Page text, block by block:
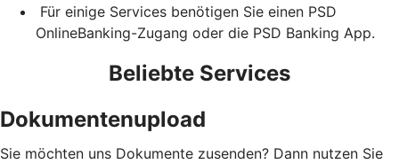
Für einige Services benötigen Sie einen PSD
OnlineBanking-Zugang oder die PSD Banking App.
Beliebte Services
Dokumentenupload
Sie möchten uns Dokumente zusenden? Dann nutzen Sie